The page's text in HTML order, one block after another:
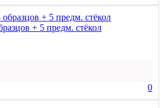
+ 5 предм. стёкол
0